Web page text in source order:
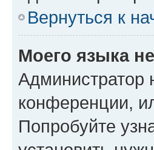
Вернуться к
Моего языка
Администратор
конференции,
Попробуйте